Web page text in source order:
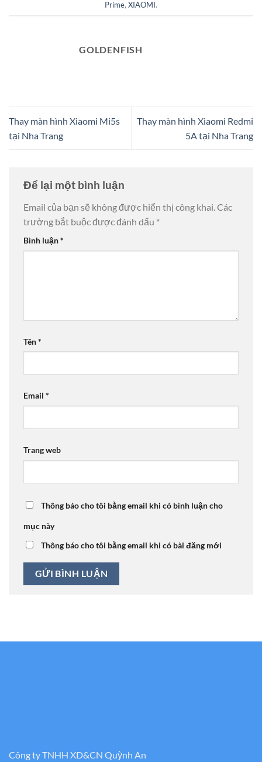
Prime, XIAOMI.
GOLDENFISH
Thay màn hình Xiaomi Mi5s
tại Nha Trang
Thay màn hình Xiaomi Redmi
5A tại Nha Trang
Để lại một bình luận
Email của bạn sẽ không được hiển thị công khai.Các
trường bắt buộc được đánh dấu *
Bình luận*
Tên*
Email *
Trang web
Thông báo cho tôi bằng email khi có bình luận cho
mục này
Thông báo cho tôi bằng email khi có bài đăng mới
Công ty TNHH XD&CN Quỳnh An